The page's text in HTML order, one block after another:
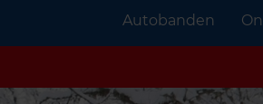
Autobanden